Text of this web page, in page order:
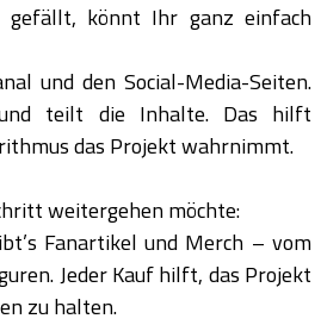
gefällt, könnt Ihr ganz einfach
und den Social-Media-Seiten.
teilt die Inhalte. Das hilft
das Projekt wahrnimmt.
weitergehen möchte:
Fanartikel und Merch – vom
Jeder Kauf hilft, das Projekt
zu halten.